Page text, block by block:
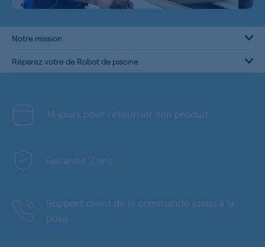
Notre mission
Réparez votre de Robot de piscine
14 jours pour retourner son produit
Garantie 2 ans
Support client de la commande jusqu'à la
pose